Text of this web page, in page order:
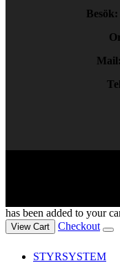
Besök:
Mail:
has been added to your
View Cart Checkout
STYRSYSTEM